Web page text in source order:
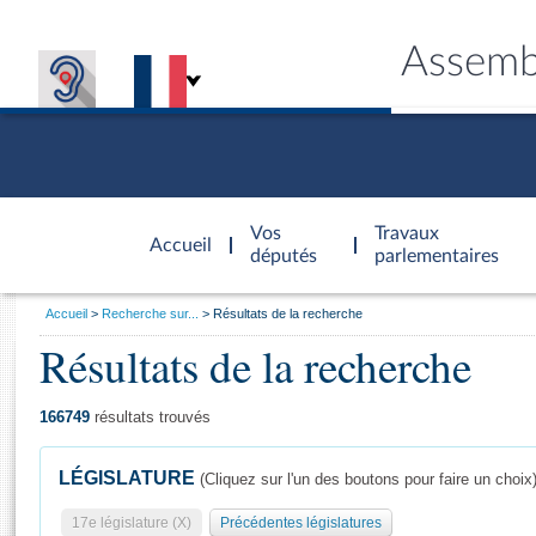
Accueil
d'accueil
Vos
députés
Travaux
parlementaires
Général
Vous
Accueil Recherche sur... Résultats de la recherche
Résultats de la recherche
166749 résultats trouvés
LÉGISLATURE (Cliquez sur l'un des boutons pour faire un choix)
17e législature (X) Précédentes législatures